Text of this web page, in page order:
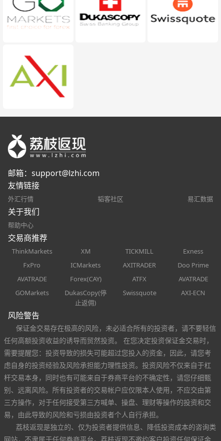
邮箱： support@lzhi.com
友情链接
外汇行情 韬客社区 易汇数据
关于我们
帮助中心
交易商推荐
ThinkMarkets XM TICKMILL
Exness
FxPro
ICMarkets AXITRADER
Doo Prime
AVATRADE
Forex(CAY) ATFX
AVATRADE
GOMarkets
DukasCopy(停
止返佣)
Swissquote AXI-ECN
风险警告
保证金交易存在极高的风险，未必适合所有的投资者，请不要轻信
任何高额投资收益的诱导而贸然投资。 在您决定投资保证金交易时，
需要提醒您：投资导致的损失可能超过您投入的资金，因此，请您考
虑自身的投资经验及风险承担能力理性投资。投资风险不仅来自于杠
杆交易本身，同时也有可能来自于券商平台的不确定性，请您仔细甄
别、远离风险。所有投资者的交易帐户应仅限本人使用，不应交由第
三方操作，对于任何接受第三方喊单、操盘、理财等操作的投资和交
易，由此导致的风险和亏损由投资者个人自行承担。
荔枝返现是独立的、仅为投资者提供信息、降低投资成本的咨询类
网站，不隶属于任何券商平台。荔枝返现不邀约客户投资任何保证金